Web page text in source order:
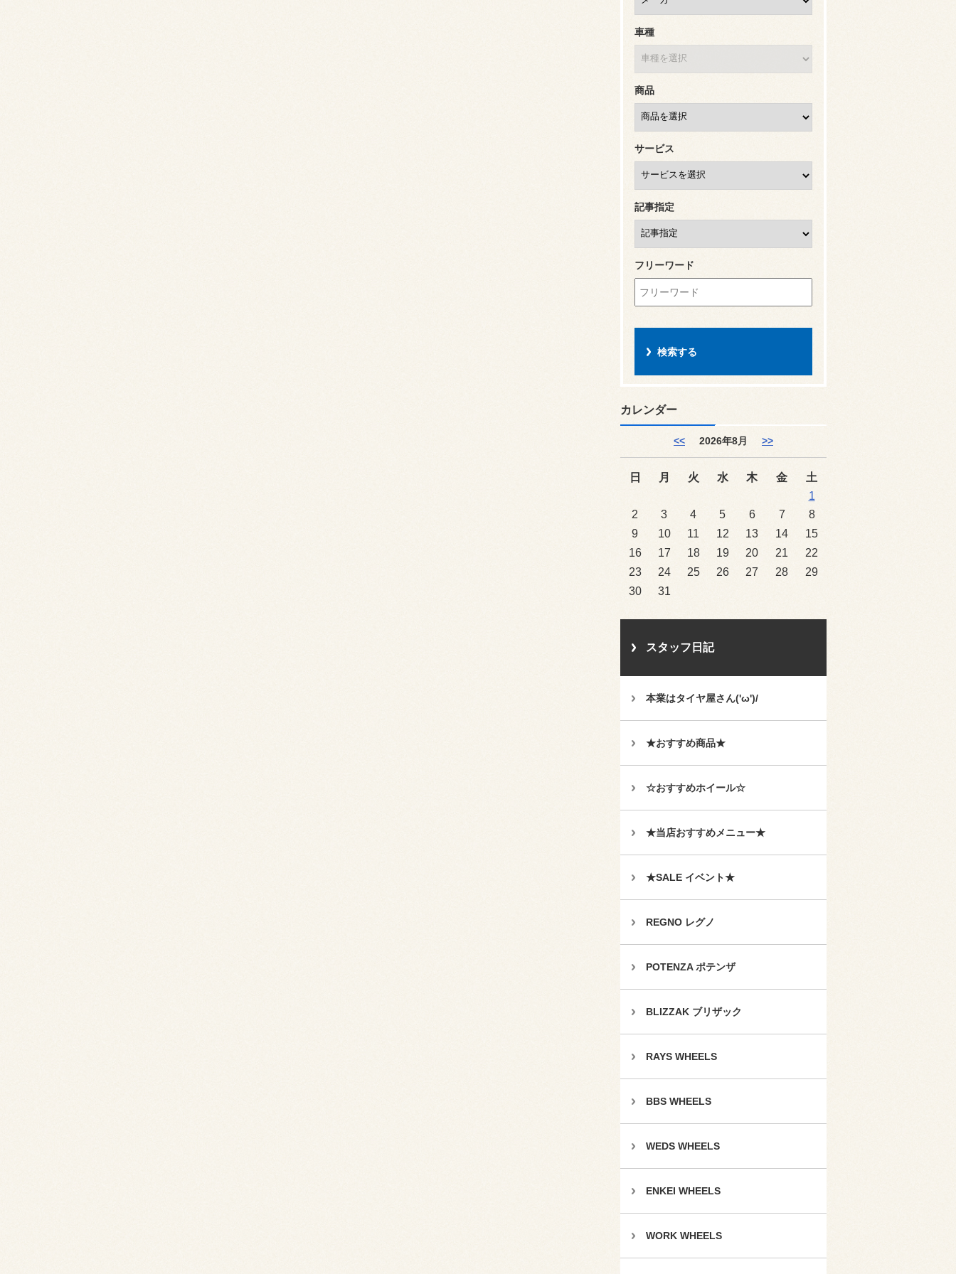
車種
商品
サービス
記事指定
フリーワード
カレンダー
<< 2026年8月 >>
日 月 火 水 木 金
土
1
2
3 4 5 6 7
8
9
10 11 12 13 14
15
16
17 18 19 20 21
22
23
24 25 26 27 28
29
30
31
スタッフ日記
本業はタイヤ屋さん('ω')/
★おすすめ商品★
☆おすすめホイール☆
★当店おすすめメニュー★
★SALE イベント★
REGNO レグノ
POTENZA ポテンザ
BLIZZAK ブリザック
RAYS WHEELS
BBS WHEELS
WEDS WHEELS
ENKEI WHEELS
WORK WHEELS